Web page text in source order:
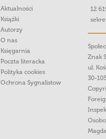
Aktualności
Książki
Autorzy
O nas
Księgarnia
Poczta literacka
Polityka cookies
Ochrona Sygnalistow
12
Znak
ul.
30-